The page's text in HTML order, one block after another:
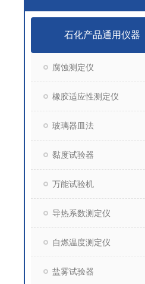
石化产品通用仪器
腐蚀测定仪
橡胶适应性测定仪
玻璃器皿法
黏度试验器
万能试验机
导热系数测定仪
自燃温度测定仪
盐雾试验器